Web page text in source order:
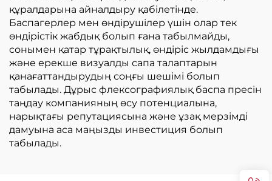
құралдарына айналдыру қабілетінде.
Баспагерлер мен өндірушілер үшін олар тек
өндірістік жабдық болып ғана табылмайды,
сонымен қатар тұрақтылық, өндіріс жылдамдығы
және ерекше визуалды сапа талаптарын
қанағаттандырудың соңғы шешімі болып
табылады. Дұрыс флексографиялық баспа пресін
таңдау компанияның өсу потенциалына,
нарықтағы репутациясына және ұзақ мерзімді
дамуына аса маңызды инвестиция болып
табылады.